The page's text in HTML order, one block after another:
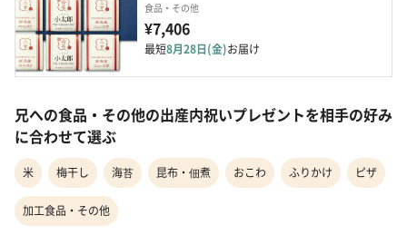
食品・その他
¥7,406
最短8月28日(金)お届け
兄への食品・その他の出産内祝いプレゼントを相手の好み
に合わせて選ぶ
米 梅干し 海苔 昆布・佃煮 おこわ ふりかけ ピザ
加工食品・その他